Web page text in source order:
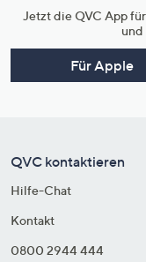
Jetzt die QVC App
Für Apple
QVC kontaktieren
Hilfe-Chat
Kontakt
0800 2944 444